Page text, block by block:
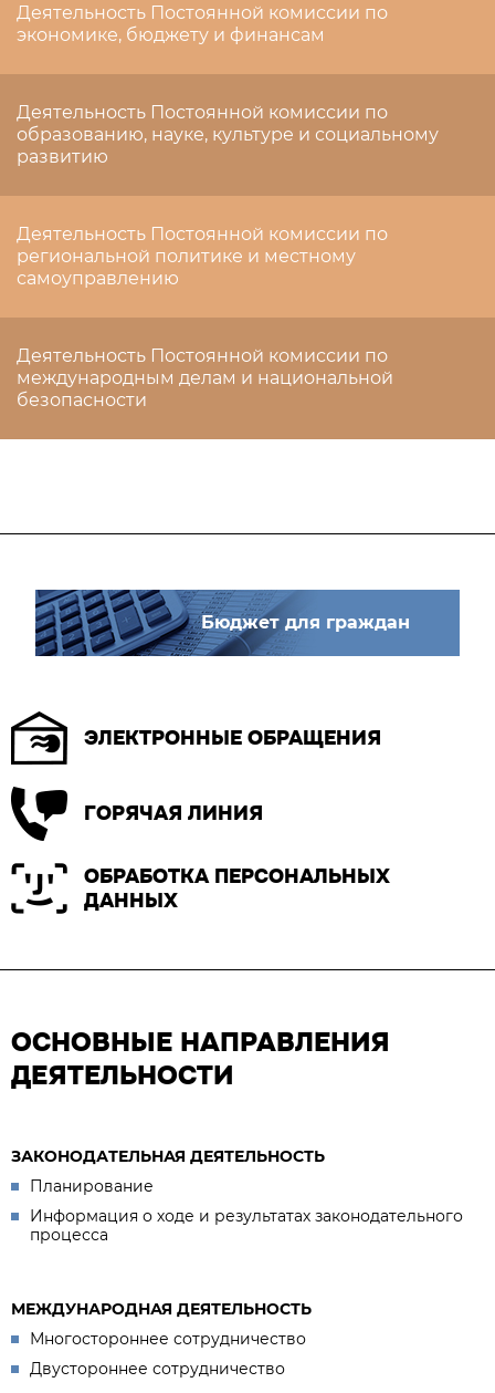
Деятельность Постоянной комиссии по
экономике, бюджету и финансам
Деятельность Постоянной комиссии по
образованию, науке, культуре и социальному
развитию
Деятельность Постоянной комиссии по
региональной политике и местному
самоуправлению
Деятельность Постоянной комиссии по
международным делам и национальной
безопасности
Бюджет для граждан
ЭЛЕКТРОННЫЕ ОБРАЩЕНИЯ
ГОРЯЧАЯ ЛИНИЯ
ОБРАБОТКА ПЕРСОНАЛЬНЫХ
ДАННЫХ
ОСНОВНЫЕ НАПРАВЛЕНИЯ
ДЕЯТЕЛЬНОСТИ
ЗАКОНОДАТЕЛЬНАЯ ДЕЯТЕЛЬНОСТЬ
Планирование
Информация о ходе и результатах законодательного
процесса
МЕЖДУНАРОДНАЯ ДЕЯТЕЛЬНОСТЬ
Многостороннее сотрудничество
Двустороннее сотрудничество